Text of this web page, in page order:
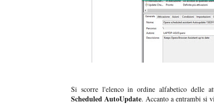
Si scorre l'elenco in ordine alfabetico delle
Scheduled AutoUpdate. Accanto a entrambi si